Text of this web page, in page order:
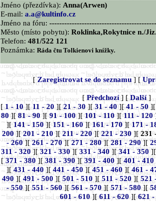
Jméno (přezdívka): Anna(Arwen)
E-mail: a.a@kultinfo.cz
Jméno na fóru:
Město (místo pobytu): Roklinka,Rokytnice n./
Telefon: 481/522 121
Poznámka: Ráda čtu Tolkienovi knížky.
[Zaregistrovat se do seznamu] [
[Předchozí] [Další]
[1 - 10][11 - 20][21 - 30][31 - 40][41 - 50
80][81 - 90][91 - 100][101 - 110][111 - 120
][141 - 150][151 - 160][161 - 170][171 -
200][201 - 210][211 - 220][221 - 230][231
- 260][261 - 270][271 - 280][281 - 290][
311 - 320][321 - 330][331 - 340][341 - 350
[371 - 380][381 - 390][391 - 400][401 - 410
][431 - 440][ 441 - 450][451 - 460][461 -
490 ][ 491 - 500 ][ 501 - 510][ 511 - 520 ][ 521
- 550][551 - 560][561 - 570][571 - 580][
601 - 610][611 - 620][621